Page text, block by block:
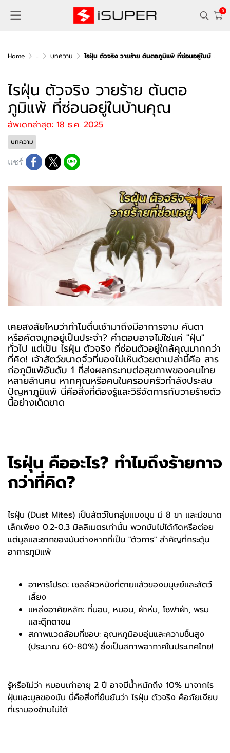
0
Home ... บทความ ไรฝุ่น ตัวจริง วายร้าย ต้นตอภูมิแพ้ ที่ซ่อนอยู่ในบ้านคุณ
ไรฝุ่น ตัวจริง วายร้าย ต้นตอ
ภูมิแพ้ ที่ซ่อนอยู่ในบ้านคุณ
อัพเดทล่าสุด: 18 ธ.ค. 2025
บทความ
แชร์
เคยสงสัยไหมว่าทำไมตื่นเช้ามาถึงมีอาการจาม คันตา
หรือคัดจมูกอยู่เป็นประจำ? คำตอบอาจไม่ใช่แค่ "ฝุ่น"
ทั่วไป แต่เป็น ไรฝุ่น ตัวจริง ที่ซ่อนตัวอยู่ใกล้คุณมากกว่า
ที่คิด! เจ้าสัตว์ขนาดจิ๋วที่มองไม่เห็นด้วยตาเปล่านี้คือ สาร
ก่อภูมิแพ้อันดับ 1 ที่ส่งผลกระทบต่อสุขภาพของคนไทย
หลายล้านคน หากคุณหรือคนในครอบครัวกำลังประสบ
ปัญหาภูมิแพ้ นี่คือสิ่งที่ต้องรู้และวิธีจัดการกับวายร้ายตัว
นี้อย่างเด็ดขาด
ไรฝุ่น คืออะไร? ทำไมถึงร้ายกาจ
กว่าที่คิด?
ไรฝุ่น (Dust Mites) เป็นสัตว์ในกลุ่มแมงมุม มี 8 ขา และมีขนาด
เล็กเพียง 0.2-0.3 มิลลิเมตรเท่านั้น พวกมันไม่ได้กัดหรือต่อย
แต่มูลและซากของมันต่างหากที่เป็น "ตัวการ" สำคัญที่กระตุ้น
อาการภูมิแพ้
อาหารโปรด: เซลล์ผิวหนังที่ตายแล้วของมนุษย์และสัตว์
เลี้ยง
แหล่งอาศัยหลัก: ที่นอน, หมอน, ผ้าห่ม, โซฟาผ้า, พรม
และตุ๊กตาขน
สภาพแวดล้อมที่ชอบ: อุณหภูมิอบอุ่นและความชื้นสูง
(ประมาณ 60-80%) ซึ่งเป็นสภาพอากาศในประเทศไทย!
รู้หรือไม่ว่า หมอนเก่าอายุ 2 ปี อาจมีน้ำหนักถึง 10% มาจากไร
ฝุ่นและมูลของมัน นี่คือสิ่งที่ยืนยันว่า ไรฝุ่น ตัวจริง คือภัยเงียบ
ที่เรามองข้ามไม่ได้